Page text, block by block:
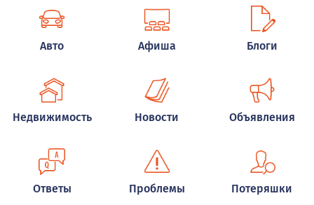
Авто Афиша Блоги
Недвижимость Новости Объявления
Ответы Проблемы Потеряшки